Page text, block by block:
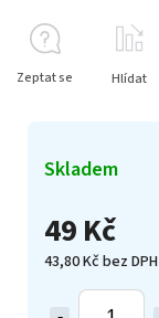
49 Kč
43,80 Kč bez DPH
Skladem
Zeptat se Hlídat